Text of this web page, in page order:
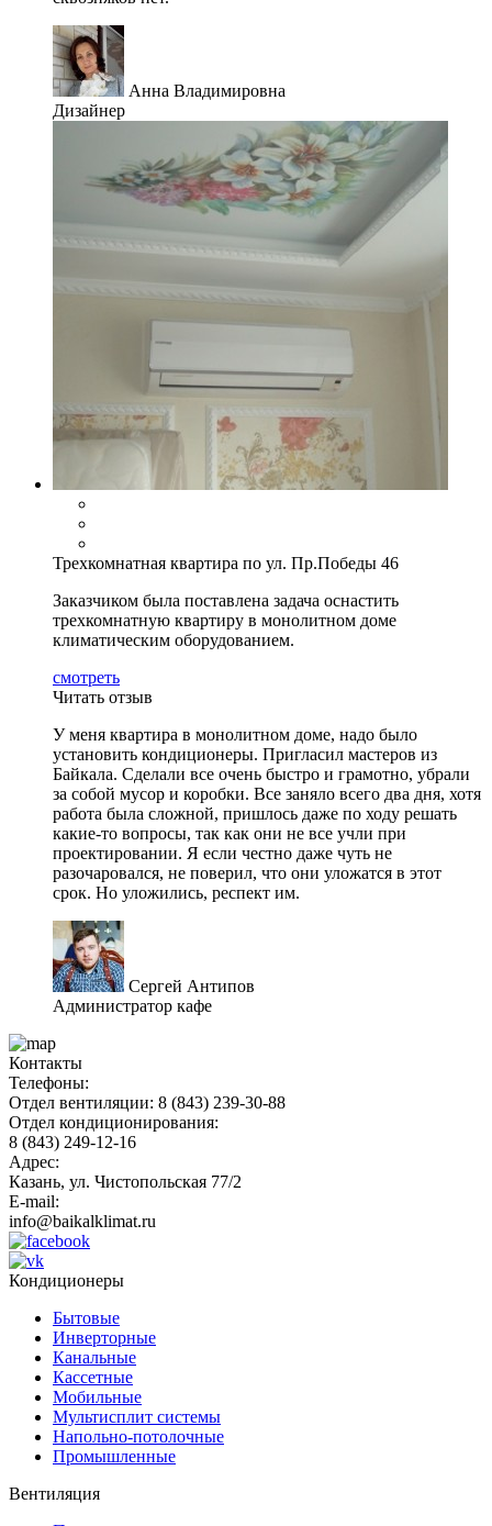
Анна Владимировна
Дизайнер
Трехкомнатная квартира по ул. Пр.Победы 46
Заказчиком была поставлена задача оснастить
трехкомнатную квартиру в монолитном доме
климатическим оборудованием.
смотреть
Читать отзыв
У меня квартира в монолитном доме, надо было
установить кондиционеры. Пригласил мастеров из
Байкала. Сделали все очень быстро и грамотно, убрали
за собой мусор и коробки. Все заняло всего два дня, хотя
работа была сложной, пришлось даже по ходу решать
какие-то вопросы, так как они не все учли при
проектировании. Я если честно даже чуть не
разочаровался, не поверил, что они уложатся в этот
срок. Но уложились, респект им.
Сергей Антипов
Администратор кафе
Контакты
Телефоны:
Отдел вентиляции: 8 (843) 239-30-88
Отдел кондиционирования:
8 (843) 249-12-16
Адрес:
Казань, ул. Чистопольская 77/2
E-mail:
info@baikalklimat.ru
Кондиционеры
Бытовые
Инверторные
Канальные
Кассетные
Мобильные
Мультисплит системы
Напольно-потолочные
Промышленные
Вентиляция